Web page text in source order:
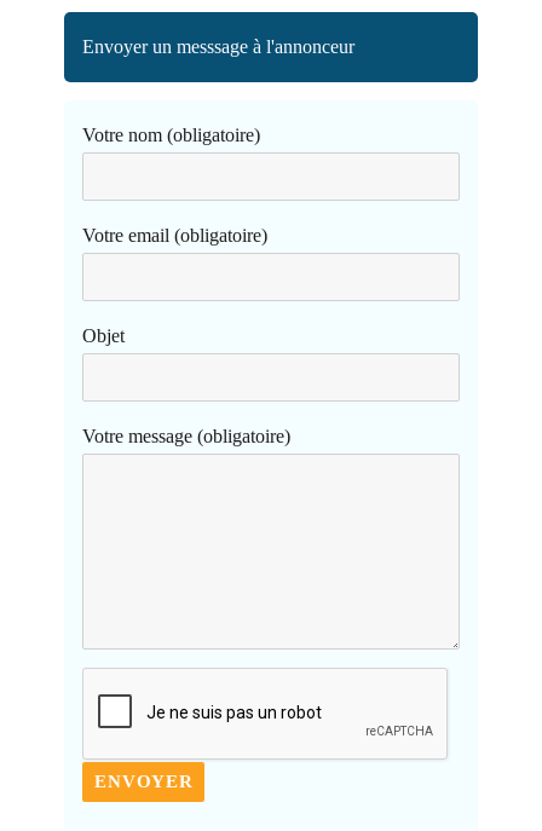
Envoyer un messsage à l'annonceur
Votre nom (obligatoire)
Votre email (obligatoire)
Objet
Votre message (obligatoire)